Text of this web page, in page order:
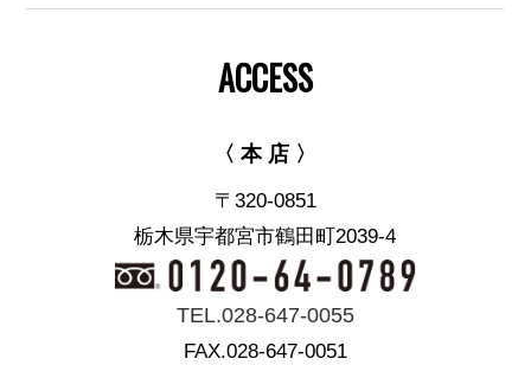
ACCESS
〈 本 店 〉
〒320-0851
栃木県宇都宮市鶴田町2039-4
TEL.028-647-0055
FAX.028-647-0051